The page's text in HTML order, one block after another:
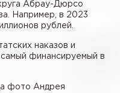
Абрау-Дюрсо
Например, в 2023
рублей.
наказов и
финансируемый в
фото Андрея